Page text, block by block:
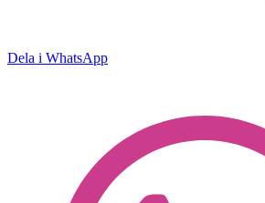
Dela i WhatsApp